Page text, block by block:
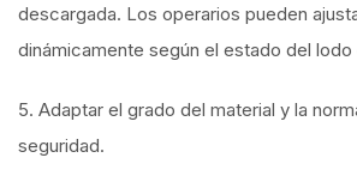
descargada. Los operarios pueden
dinámicamente según el estado del lodo
5. Adaptar el grado del material y la
seguridad.